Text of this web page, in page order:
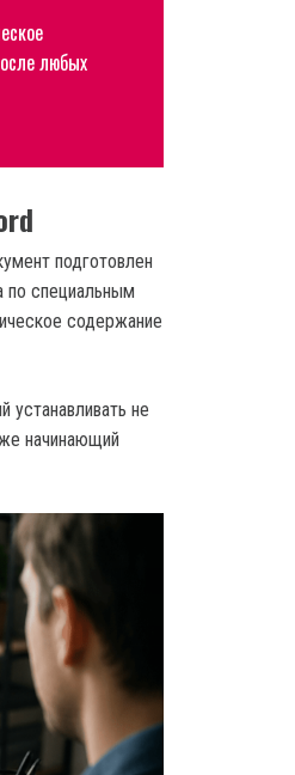
любых
подготовлен
по специальным
содержание
устанавливать не
начинающий